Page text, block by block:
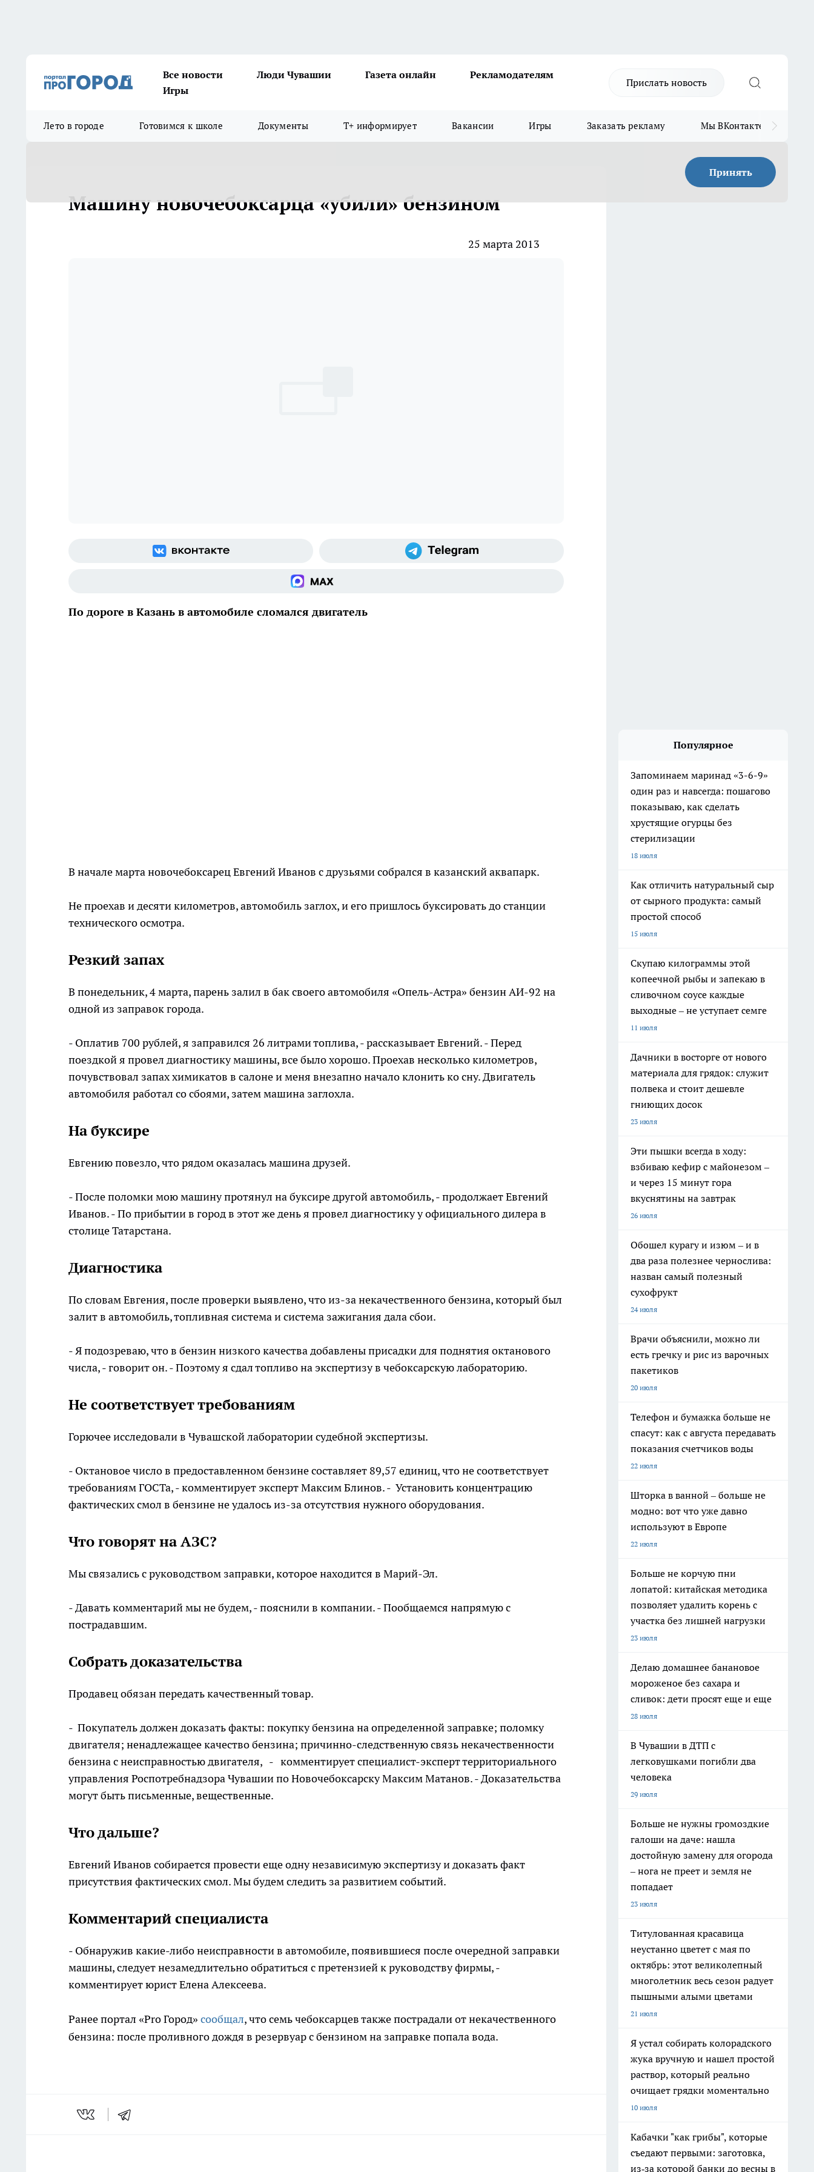
Все новости Люди Чувашии Газета онлайн
Рекламодателям
Игры
Прислать новость
Лето в городе Готовимся к школе Документы Т+ информирует Вакансии Игры Заказать рекламу Мы ВКонтакте
Принять
Машину новочебоксарца «убили» бензином
25 марта 2013
По дороге в Казань в автомобиле сломался двигатель
В начале марта новочебоксарец Евгений Иванов с друзьями собрался в казанский аквапарк.
Не проехав и десяти километров, автомобиль заглох, и его пришлось буксировать до станции
технического осмотра.
Резкий запах
В понедельник, 4 марта, парень залил в бак своего автомобиля «Опель-Астра» бензин АИ-92 на
одной из заправок города.
- Оплатив 700 рублей, я заправился 26 литрами топлива, - рассказывает Евгений. - Перед
поездкой я провел диагностику машины, все было хорошо. Проехав несколько километров,
почувствовал запах химикатов в салоне и меня внезапно начало клонить ко сну. Двигатель
автомобиля работал со сбоями, затем машина заглохла.
На буксире
Евгению повезло, что рядом оказалась машина друзей.
- После поломки мою машину протянул на буксире другой автомобиль, - продолжает Евгений
Иванов. - По прибытии в город в этот же день я провел диагностику у официального дилера в
столице Татарстана.
Диагностика
По словам Евгения, после проверки выявлено, что из-за некачественного бензина, который был
залит в автомобиль, топливная система и система зажигания дала сбои.
- Я подозреваю, что в бензин низкого качества добавлены присадки для поднятия октанового
числа, - говорит он. - Поэтому я сдал топливо на экспертизу в чебоксарскую лабораторию.
Не соответствует требованиям
Горючее исследовали в Чувашской лаборатории судебной экспертизы.
- Октановое число в предоставленном бензине составляет 89,57 единиц, что не соответствует
требованиям ГОСТа, - комментирует эксперт Максим Блинов. - Установить концентрацию
фактических смол в бензине не удалось из-за отсутствия нужного оборудования.
Что говорят на АЗС?
Мы связались с руководством заправки, которое находится в Марий-Эл.
- Давать комментарий мы не будем, - пояснили в компании. - Пообщаемся напрямую с
пострадавшим.
Собрать доказательства
Продавец обязан передать качественный товар.
- Покупатель должен доказать факты: покупку бензина на определенной заправке; поломку
двигателя; ненадлежащее качество бензина; причинно-следственную связь некачественности
бензина с неисправностью двигателя, - комментирует специалист-эксперт территориального
управления Роспотребнадзора Чувашии по Новочебоксарску Максим Матанов. - Доказательства
могут быть письменные, вещественные.
Что дальше?
Евгений Иванов собирается провести еще одну независимую экспертизу и доказать факт
присутствия фактических смол. Мы будем следить за развитием событий.
Комментарий специалиста
- Обнаружив какие-либо неисправности в автомобиле, появившиеся после очередной заправки
машины, следует незамедлительно обратиться с претензией к руководству фирмы, -
комментирует юрист Елена Алексеева.
Ранее портал «Pro Город» сообщал, что семь чебоксарцев также пострадали от некачественного
бензина: после проливного дождя в резервуар с бензином на заправке попала вода.
Популярное
Запоминаем маринад «3-6-9»
один раз и навсегда: пошагово
показываю, как сделать
хрустящие огурцы без
стерилизации
18 июля
Как отличить натуральный сыр
от сырного продукта: самый
простой способ
15 июля
Скупаю килограммы этой
копеечной рыбы и запекаю в
сливочном соусе каждые
выходные – не уступает семге
11 июля
Дачники в восторге от нового
материала для грядок: служит
полвека и стоит дешевле
гниющих досок
23 июля
Эти пышки всегда в ходу:
взбиваю кефир с майонезом –
и через 15 минут гора
вкуснятины на завтрак
26 июля
Обошел курагу и изюм – и в
два раза полезнее чернослива:
назван самый полезный
сухофрукт
24 июля
Врачи объяснили, можно ли
есть гречку и рис из варочных
пакетиков
20 июля
Телефон и бумажка больше не
спасут: как с августа передавать
показания счетчиков воды
22 июля
Шторка в ванной – больше не
модно: вот что уже давно
используют в Европе
22 июля
Больше не корчую пни
лопатой: китайская методика
позволяет удалить корень с
участка без лишней нагрузки
23 июля
Делаю домашнее банановое
мороженое без сахара и
сливок: дети просят еще и еще
28 июля
В Чувашии в ДТП с
легковушками погибли два
человека
29 июля
Больше не нужны громоздкие
галоши на даче: нашла
достойную замену для огорода
– нога не преет и земля не
попадает
23 июля
Титулованная красавица
неустанно цветет с мая по
октябрь: этот великолепный
многолетник весь сезон радует
пышными алыми цветами
21 июля
Я устал собирать колорадского
жука вручную и нашел простой
раствор, который реально
очищает грядки моментально
10 июля
Кабачки "как грибы", которые
съедают первыми: заготовка,
из‑за которой банки до весны в